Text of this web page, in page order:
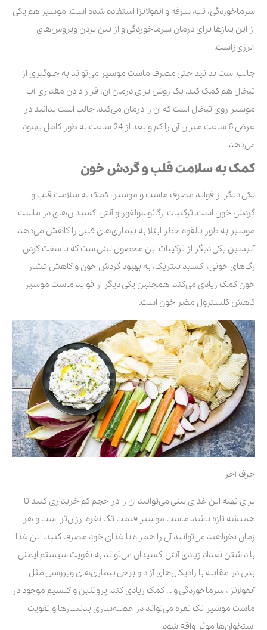
سرماخوردگی، تب، سرفه و آنفولانزا استفاده شده است. موسیر هم یکی
از این پیازها برای درمان سرماخوردگی و از بین بردن ویروس‌های
آلرژی‌زاست.
جالب است بدانید حتی مصرف ماست موسیر می‌تواند به جلوگیری از
تبخال هم کمک کند. یک روش برای درمان آن، قرار دادن مقداری آب
موسیر روی تبخال است که آن را درمان می‌کند. جالب است بدانید در
عرض 6 ساعت میزان آن را کم و بعد از 24 ساعت به طور کامل بهبود
می‌دهد.
کمک به سلامت قلب و گردش خون
یکی دیگر از فواید مصرف ماست و موسیر، کمک به سلامت قلب و
گردش خون است. ترکیبات ارگانوسولفور و آنتی اکسیدان‌های در ماست
موسیر به طور بالقوه خطر ابتلا به بیماری‌های قلبی را کاهش می‌دهد.
آلیسین یکی دیگر از ترکیبات این محصول لبنی ست که با سفت کردن
رگ‌های خونی، اکسید نیتریک، به بهبود گردش خون و کاهش فشار
خون کمک زیادی می‌کند. همچنین یکی دیگر از فواید ماست موسیر
کاهش کلسترول مضر خون است.
حرف آخر
برای تهیه این غذای لبنی می‌توانید آن را در حجم کم خریداری کنید تا
همیشه تازه باشد. ماست موسیر قیمت تک نفره ارزان‌تر است و هر
زمان بخواهید می‌توانید آن را همراه با غذای خود مصرف کنید. این غذا
با داشتن تعداد زیادی آنتی اکسیدان می‌تواند به تقویت سیستم ایمنی
بدن در مقابله با رادیکال‌های آزاد و برخی بیماری‌های ویروسی مثل
آنفولانزا، سرماخوردگی و … کمک زیادی کند. پروتئین و کلسیم موجود در
ماست موسیر تک نفره می‌تواند در عضله‌سازی بدنسازها و تقویت
استخوان‌ها موثر واقع شود.